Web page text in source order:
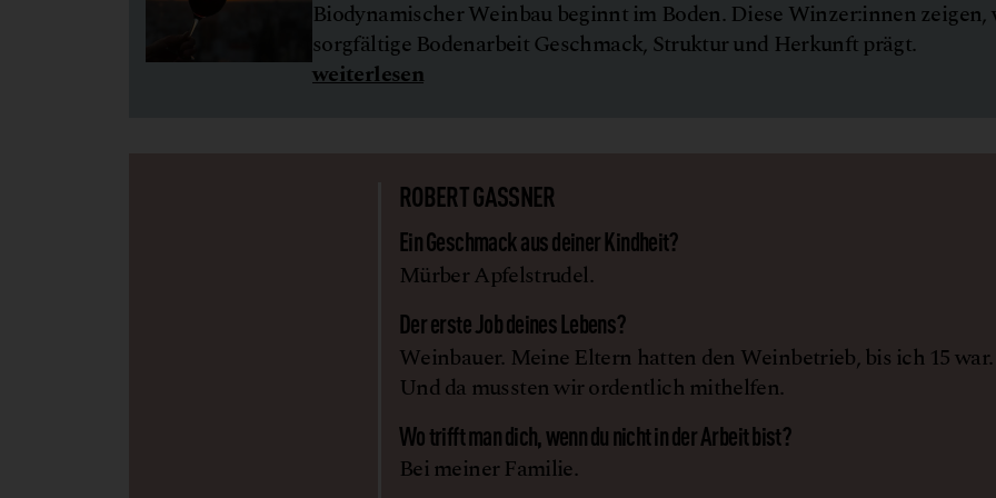
Biodynamischer Weinbau beginnt im Boden. Diese Winzer:innen zeigen,
sorgfältige Bodenarbeit Geschmack, Struktur und Herkunft prägt.
weiterlesen
ROBERT GASSNER
Ein Geschmack aus deiner Kindheit?
Mürber Apfelstrudel.
Der erste Job deines Lebens?
Weinbauer. Meine Eltern hatten den Weinbetrieb, bis ich 15 war.
Und da mussten wir ordentlich mithelfen.
Wo trifft man dich, wenn du nicht in der Arbeit bist?
Bei meiner Familie.